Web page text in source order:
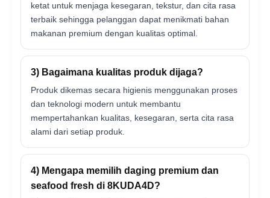
ketat untuk menjaga kesegaran, tekstur, dan cita rasa
terbaik sehingga pelanggan dapat menikmati bahan
makanan premium dengan kualitas optimal.
3) Bagaimana kualitas produk dijaga?
Produk dikemas secara higienis menggunakan proses
dan teknologi modern untuk membantu
mempertahankan kualitas, kesegaran, serta cita rasa
alami dari setiap produk.
4) Mengapa memilih daging premium dan
seafood fresh di 8KUDA4D?